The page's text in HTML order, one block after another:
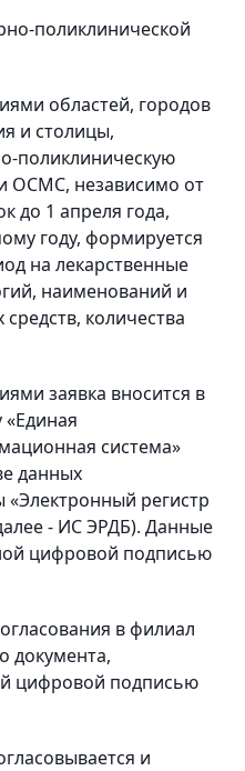
поликлинической
областей, городов
и столицы,
поликлиническую
ОСМС, независимо от
до 1 апреля года,
году, формируется
на лекарственные
наименований и
количества
заявка вносится в
система»
данных
регистр
- ИС ЭРДБ). Данные
цифровой подписью
в филиал
документа,
цифровой подписью
и